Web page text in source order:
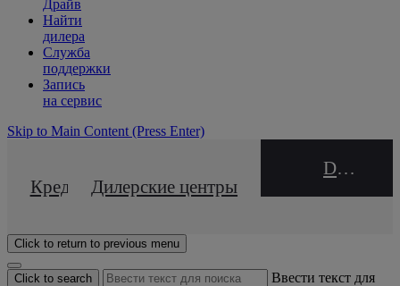
Драйв
Найти
дилера
Служба
поддержки
Запись
на сервис
Skip to Main Content (Press Enter)
Кредитный калькулятор
Дилерские центры
DEALER NAME
Click to return to previous menu
Click to search
Ввести текст для